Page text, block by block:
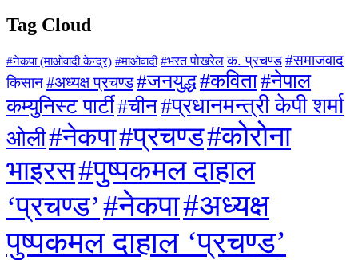
Tag Cloud
#नेकपा (माओवादी केन्द्र) #माओवादी #भरत पोखरेल क. प्रचण्ड #समाजवाद
किसान#अध्यक्ष प्रचण्ड#जनयुद्ध#कविता#नेपाल
कम्युनिस्ट पार्टी#चीन#प्रधानमन्त्री केपी शर्मा
ओली#नेकपा#प्रचण्ड#कोरोना
भाइरस#पुष्पकमल दाहाल
‘प्रचण्ड’#नेकपा#अध्यक्ष
पुष्पकमल दाहाल ‘प्रचण्ड’